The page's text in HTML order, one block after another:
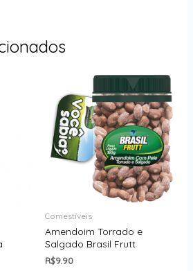
Comestíveis
Amendoim Torrado e
Salgado Brasil Frutt
R$9.90